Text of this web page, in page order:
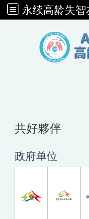
共好夥伴
政府单位